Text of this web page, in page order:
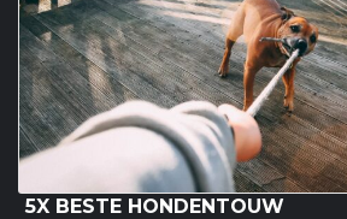
5X BESTE HONDENTOUW